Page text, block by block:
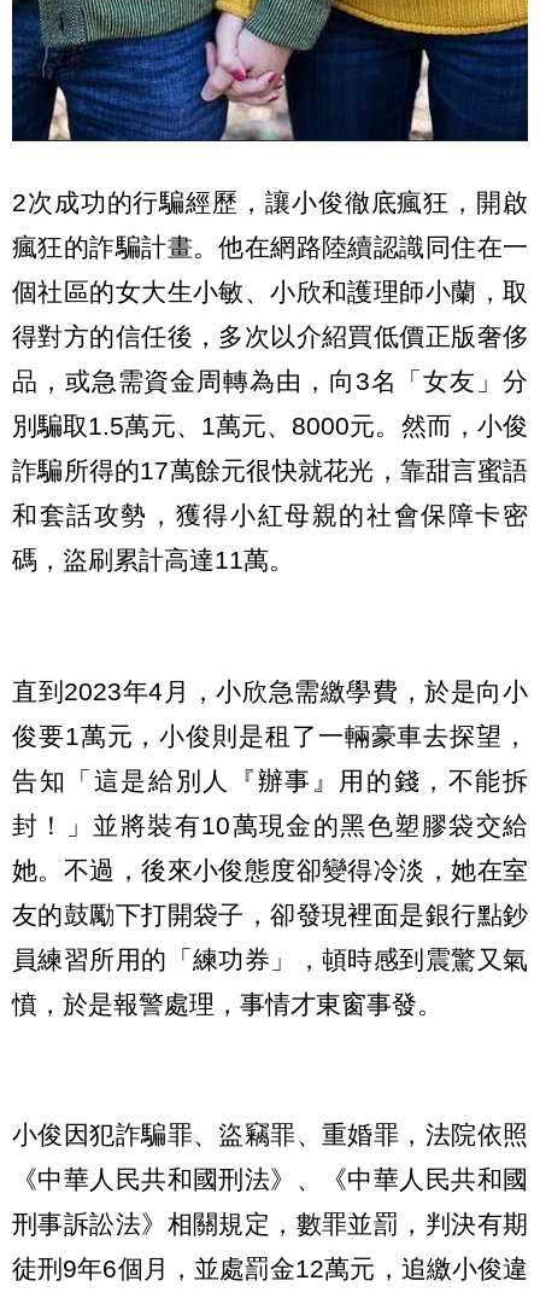
2次成功的行騙經歷，讓小俊徹底瘋狂，開啟
瘋狂的詐騙計畫。他在網路陸續認識同住在一
個社區的女大生小敏、小欣和護理師小蘭，取
得對方的信任後，多次以介紹買低價正版奢侈
品，或急需資金周轉為由，向3名「女友」分
別騙取1.5萬元、1萬元、8000元。然而，小俊
詐騙所得的17萬餘元很快就花光，靠甜言蜜語
和套話攻勢，獲得小紅母親的社會保障卡密
碼，盜刷累計高達11萬。
直到2023年4月，小欣急需繳學費，於是向小
俊要1萬元，小俊則是租了一輛豪車去探望，
告知「這是給別人『辦事』用的錢，不能拆
封！」並將裝有10萬現金的黑色塑膠袋交給
她。不過，後來小俊態度卻變得冷淡，她在室
友的鼓勵下打開袋子，卻發現裡面是銀行點鈔
員練習所用的「練功券」，頓時感到震驚又氣
憤，於是報警處理，事情才東窗事發。
小俊因犯詐騙罪、盜竊罪、重婚罪，法院依照
《中華人民共和國刑法》、《中華人民共和國
刑事訴訟法》相關規定，數罪並罰，判決有期
徒刑9年6個月，並處罰金12萬元，追繳小俊違